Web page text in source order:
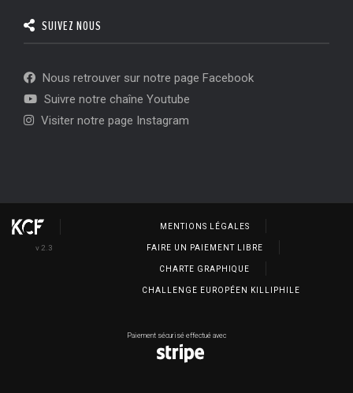
SUIVEZ NOUS
Nous retrouver sur notre page Facebook
Suivre notre chaîne Youtube
Visiter notre page Instagram
v 2.3
MENTIONS LÉGALES
FAIRE UN PAIEMENT LIBRE
CHARTE GRAPHIQUE
CHALLENGE EUROPÉEN KILLIPHILE
Paiement sécurisé effectué avec